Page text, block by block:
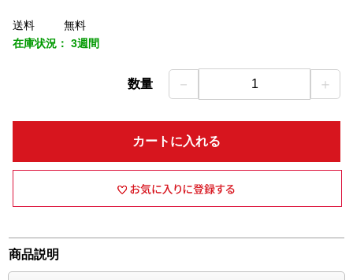
送料
無料
在庫状況： 3週間
数量 － 1 ＋
カートに入れる
商品説明